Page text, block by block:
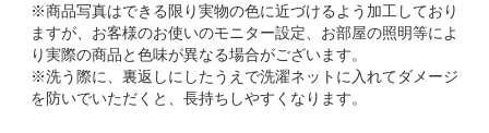
※商品写真はできる限り実物の色に近づけるよう加工しており
ますが、お客様のお使いのモニター設定、お部屋の照明等によ
り実際の商品と色味が異なる場合がございます。
※洗う際に、裏返しにしたうえで洗濯ネットに入れてダメージ
を防いでいただくと、長持ちしやすくなります。